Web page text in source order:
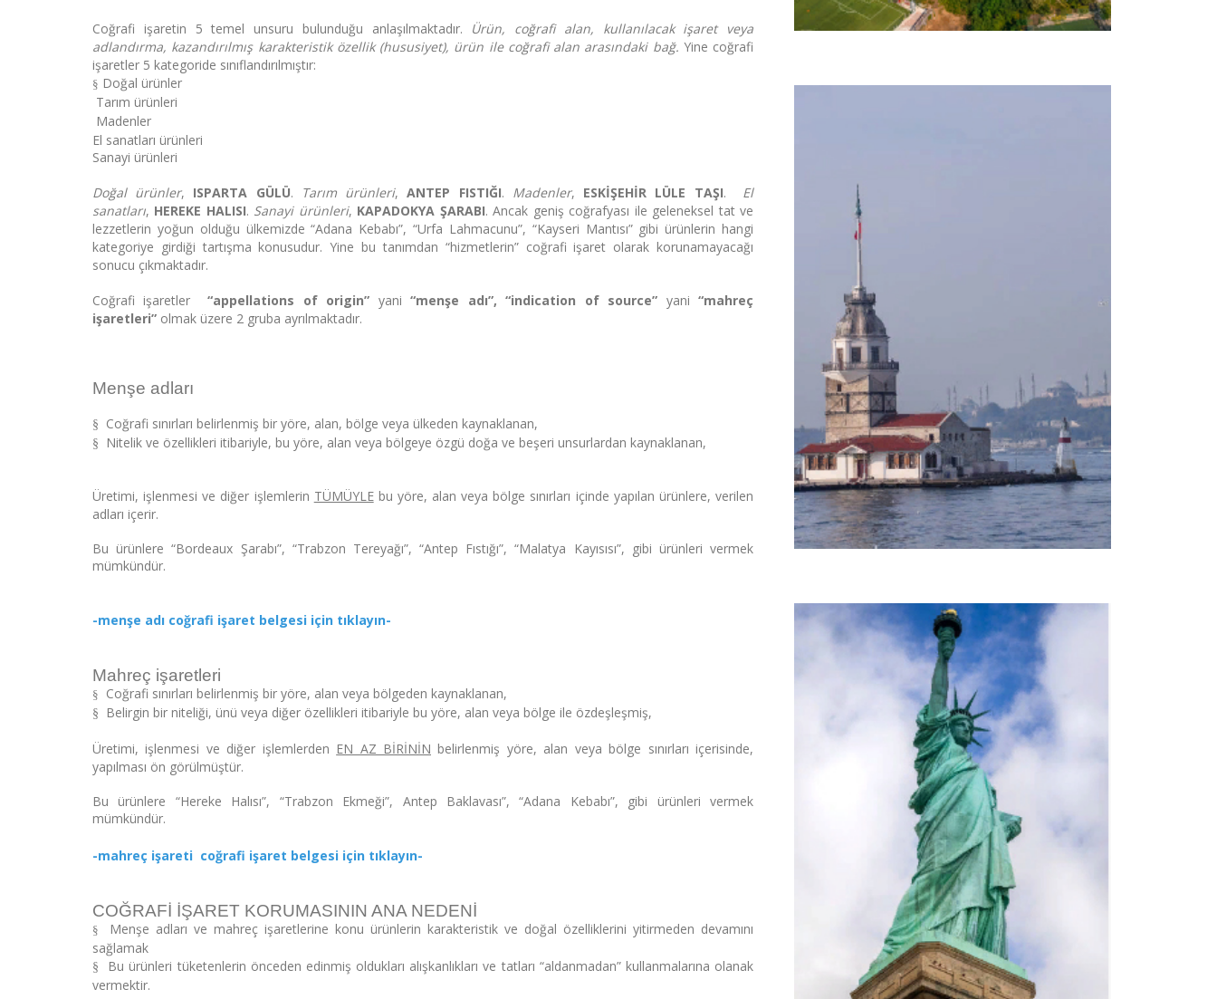
Coğrafi işaretin 5 temel unsuru bulunduğu anlaşılmaktadır. Ürün, coğrafi alan, kullanılacak işaret veya
adlandırma, kazandırılmış karakteristik özellik (hususiyet), ürün ile coğrafi alan arasındaki bağ. Yine coğrafi
işaretler 5 kategoride sınıflandırılmıştır:
§ Doğal ürünler
Tarım ürünleri
Madenler
El sanatları ürünleri
Sanayi ürünleri
Doğal ürünler, ISPARTA GÜLÜ. Tarım ürünleri,ANTEP FISTIĞI. Madenler, ESKİŞEHİR LÜLE TAŞI. El
sanatları, HEREKE HALISI. Sanayi ürünleri, KAPADOKYA ŞARABI. Ancak geniş coğrafyası ile geleneksel tat ve
lezzetlerin yoğun olduğu ülkemizde “Adana Kebabı”, “Urfa Lahmacunu”, “Kayseri Mantısı” gibi ürünlerin hangi
kategoriye girdiği tartışma konusudur. Yine bu tanımdan “hizmetlerin” coğrafi işaret olarak korunamayacağı
sonucu çıkmaktadır.
Coğrafi işaretler“appellations of origin” yani “menşe adı”, “indication of source” yani “mahreç
işaretleri” olmak üzere 2 gruba ayrılmaktadır.
Menşe adları
§ Coğrafi sınırları belirlenmiş bir yöre, alan, bölge veya ülkeden kaynaklanan,
§ Nitelik ve özellikleri itibariyle, bu yöre, alan veya bölgeye özgü doğa ve beşeri unsurlardan kaynaklanan,
Üretimi, işlenmesi ve diğer işlemlerin TÜMÜYLEbu yöre, alan veya bölge sınırları içinde yapılan ürünlere, verilen
adları içerir.
Bu ürünlere “Bordeaux Şarabı”, “Trabzon Tereyağı”, “Antep Fıstığı”, “Malatya Kayısısı”, gibi ürünleri vermek
mümkündür.
-menşe adı coğrafi işaret belgesi için tıklayın-
Mahreç işaretleri
§ Coğrafi sınırları belirlenmiş bir yöre, alan veya bölgeden kaynaklanan,
§ Belirgin bir niteliği, ünü veya diğer özellikleri itibariyle bu yöre, alan veya bölge ile özdeşleşmiş,
Üretimi, işlenmesi ve diğer işlemlerden EN AZ BİRİNİN belirlenmiş yöre, alan veya bölge sınırları içerisinde,
yapılması ön görülmüştür.
Bu ürünlere “Hereke Halısı”, “Trabzon Ekmeği”, Antep Baklavası”, “Adana Kebabı”, gibi ürünleri vermek
mümkündür.
-mahreç işareti coğrafi işaret belgesi için tıklayın-
COĞRAFİ İŞARET KORUMASININ ANA NEDENİ
§
Menşe adları ve mahreç işaretlerine konu ürünlerin karakteristik ve doğal özelliklerini yitirmeden devamını
sağlamak
§
Bu ürünleri tüketenlerin önceden edinmiş oldukları alışkanlıkları ve tatları “aldanmadan” kullanmalarına olanak
vermektir.